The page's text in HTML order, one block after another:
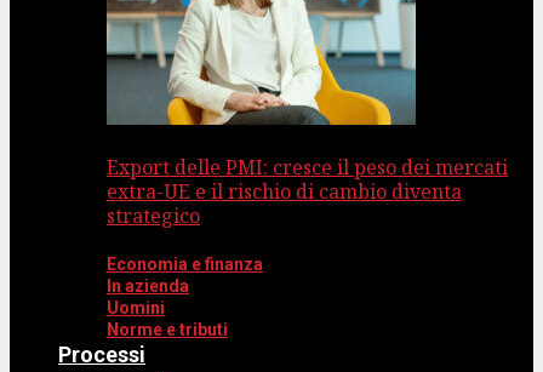
Export delle PMI: cresce il peso dei mercati
extra-UE e il rischio di cambio diventa
strategico
Economia e finanza
In azienda
Uomini
Norme e tributi
Processi